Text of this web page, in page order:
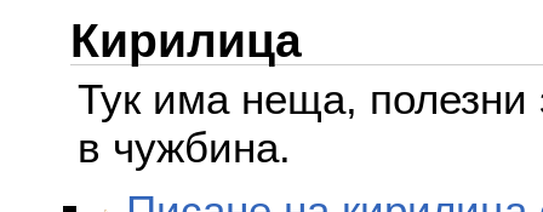
Кирилица
Тук има неща, полезни
в чужбина.